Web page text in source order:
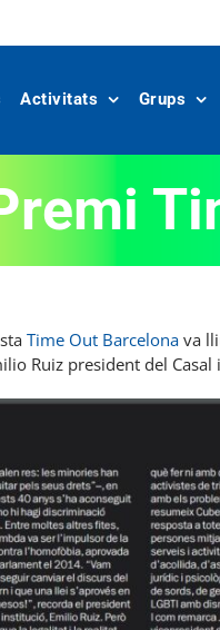
Activitats Grups
Time Out Barcelona va
Ruiz president del Casal